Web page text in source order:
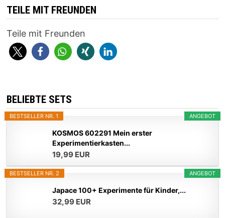
TEILE MIT FREUNDEN
Teile mit Freunden
BELIEBTE SETS
ANGEBOT
BESTSELLER NR. 1
KOSMOS 602291 Mein erster
Experimentierkasten...
19,99 EUR
ANGEBOT
BESTSELLER NR. 2
Japace 100+ Experimente für Kinder,...
32,99 EUR